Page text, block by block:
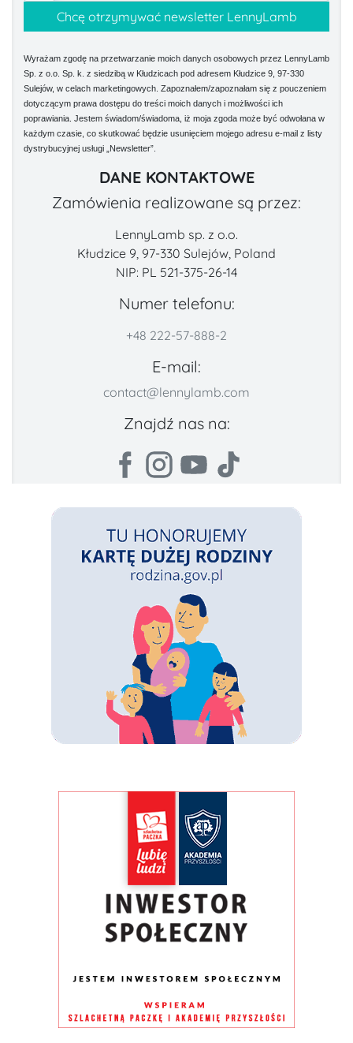
Wyrażam zgodę na przetwarzanie moich danych osobowych przez LennyLamb
Sp. z o.o. Sp. k. z siedzibą w Kłudzicach pod adresem Kłudzice 9, 97-330
Sulejów, w celach marketingowych. Zapoznałem/zapoznałam się z pouczeniem
dotyczącym prawa dostępu do treści moich danych i możliwości ich
poprawiania. Jestem świadom/świadoma, iż moja zgoda może być odwołana w
każdym czasie, co skutkować będzie usunięciem mojego adresu e-mail z listy
dystrybucyjnej usługi „Newsletter”.
DANE KONTAKTOWE
Zamówienia realizowane są przez:
LennyLamb sp. z o.o.
Kłudzice 9, 97-330 Sulejów, Poland
NIP: PL 521-375-26-14
Numer telefonu:
+48 222-57-888-2
E-mail:
contact@lennylamb.com
Znajdź nas na: